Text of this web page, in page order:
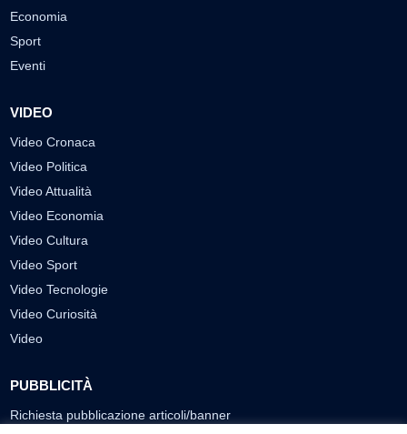
Economia
Sport
Eventi
VIDEO
Video Cronaca
Video Politica
Video Attualità
Video Economia
Video Cultura
Video Sport
Video Tecnologie
Video Curiosità
Video
PUBBLICITÀ
Richiesta pubblicazione articoli/banner